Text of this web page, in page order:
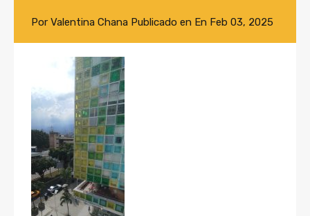
Por Valentina Chana Publicado en En Feb 03, 2025